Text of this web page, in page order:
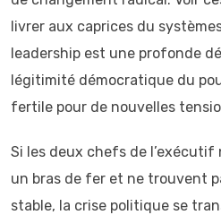
livrer aux caprices du
leadership est une profonde
légitimité démocratique du
fertile pour de nouvelles
Si les deux chefs de l’exécutif
un bras de fer et ne trouvent
stable, la crise politique se